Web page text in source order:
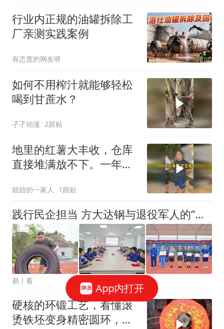
行业内正规的油罐拆除工
厂亲测实践案例
有态度的网友呀
如何不用榨汁就能够轻松
喝到甘蔗水？
孑孑动漫 2跟贴
地里的红薯大丰收，仓库
直接堆满放不下。一年的
小伙伴商量商量。好在咱
们种的农产品多，以后经
常要存放货物是刚需
妞妞的一家人 1跟贴
践行民企担当 方大达钢与退役军人的“双向奔赴”
易丨看
硬核的环锻工艺，看懂滚
烫铁坯变身精密圆环，成
App内打开